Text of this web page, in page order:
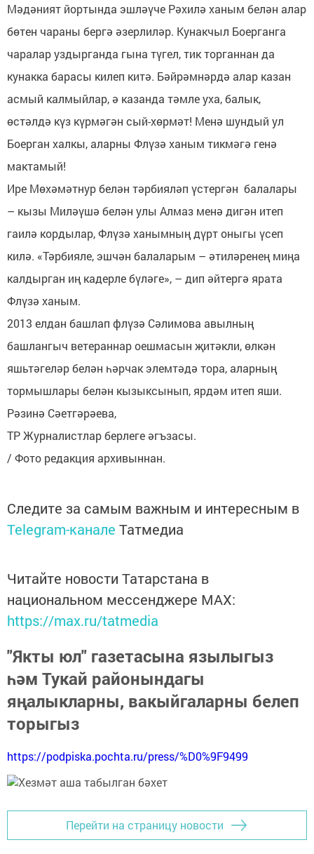
Мәдәният йортында эшләүче Рәхилә ханым белән алар
бөтен чараны бергә әзерлиләр. Кунакчыл Боерганга
чаралар уздырганда гына түгел, тик торганнан да
кунакка барасы килеп китә. Бәйрәмнәрдә алар казан
асмый калмыйлар, ә казанда тәмле уха, балык,
өстәлдә күз күрмәгән сый-хөрмәт! Менә шундый ул
Боерган халкы, аларны Флүзә ханым тикмәгә генә
мактамый!
Ире Мөхәмәтнур белән тәрбияләп үстергән балалары
– кызы Миләүшә белән улы Алмаз менә дигән итеп
гаилә кордылар, Флүзә ханымның дүрт оныгы үсеп
килә. «Тәрбияле, эшчән балаларым – әтиләренең миңа
калдырган иң кадерле бүләге», – дип әйтергә ярата
Флүзә ханым.
2013 елдан башлап флүзә Сәлимова авылның
башлангыч ветераннар оешмасын җитәкли, өлкән
яшьтәгеләр белән һәрчак элемтәдә тора, аларның
тормышлары белән кызыксынып, ярдәм итеп яши.
Рәзинә Сәетгәрәева,
ТР Журналистлар берлеге әгъзасы.
/ Фото редакция архивыннан.
Следите за самым важным и интересным в
Telegram-канале Татмедиа
Читайте новости Татарстана в
национальном мессенджере MАХ:
https://max.ru/tatmedia
"Якты юл" газетасына язылыгыз
һәм Тукай районындагы
яңалыкларны, вакыйгаларны белеп
торыгыз
https://podpiska.pochta.ru/press/%D0%9F9499
Перейти на страницу новости